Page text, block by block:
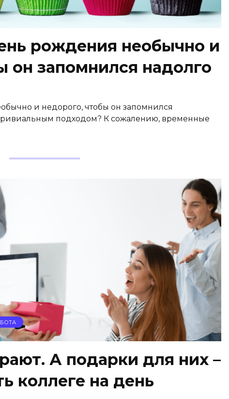
рождения необычно и
он запомнился надолго
и недорого, чтобы он запомнился
подходом? К сожалению, временные
А подарки для них –
коллеге на день